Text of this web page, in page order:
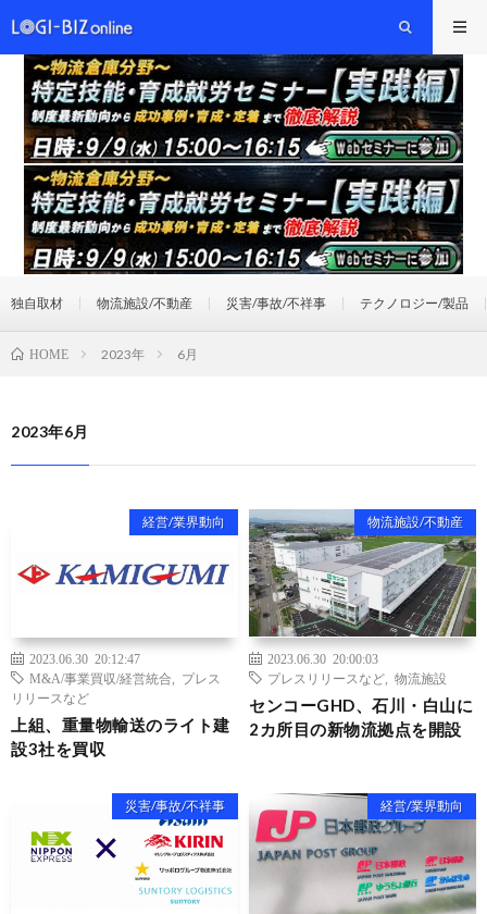
独自取材 物流施設/不動産 災害/事故/不祥事 テクノロジー/製品
HOME 2023年 6月
2023年6月
経営/業界動向
2023.06.30 20:12:47
M&A/事業買収/経営統合
プレス
リリースなど
上組、重量物輸送のライト建
設3社を買収
物流施設/不動産
2023.06.30 20:00:03
プレスリリースなど
物流施設
センコーGHD、石川・白山に
2カ所目の新物流拠点を開設
災害/事故/不祥事 経営/業界動向